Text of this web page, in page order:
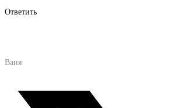
Ответить
Ваня